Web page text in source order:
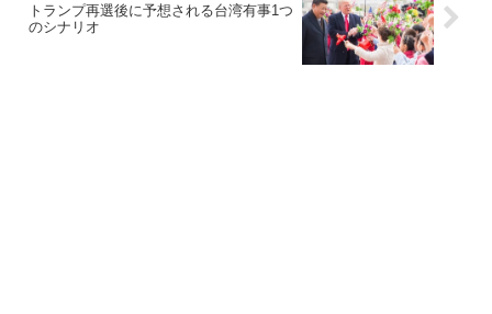
トランプ再選後に予想される台湾有事1つ
のシナリオ